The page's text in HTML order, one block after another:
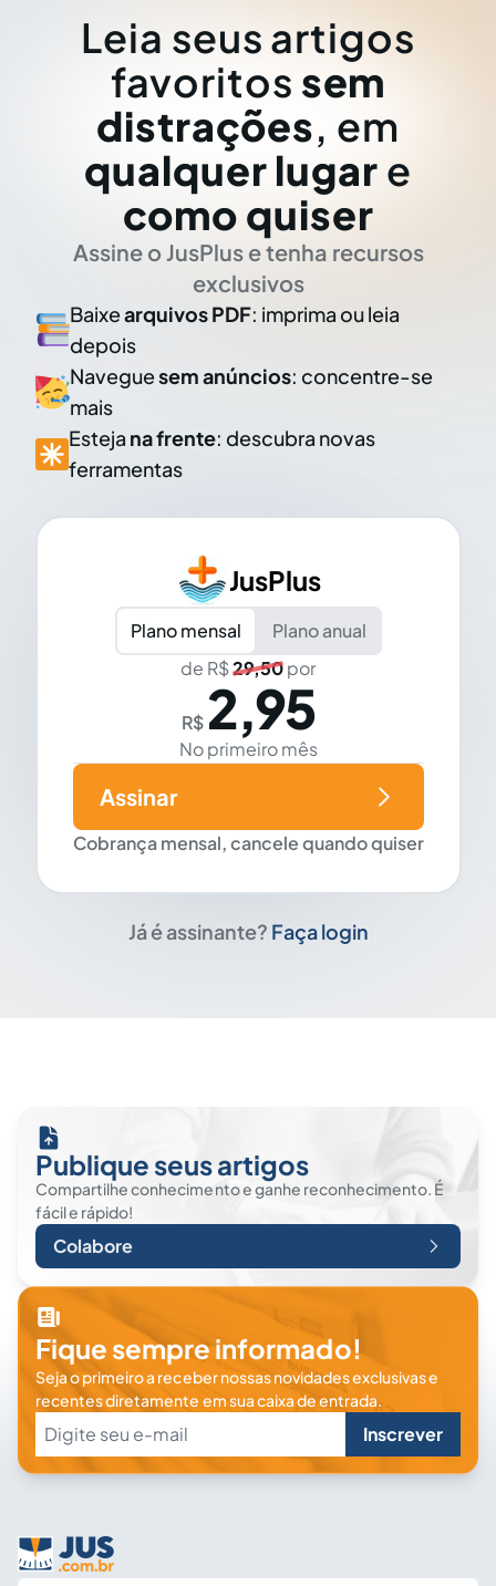
Leia seus artigos
favoritos sem
distrações, em
qualquer lugar e
como quiser
Assine o JusPlus e tenha recursos
exclusivos
Baixearquivos PDF: imprima ou leia
depois
Naveguesem anúncios: concentre-se
mais
Esteja na frente: descubra novas
ferramentas
JusPlus
Plano mensal
Plano anual
de R$29,50por
R$ 2,95
No primeiro mês
Cobrança mensal, cancele quando quiser
Assinar
Já é assinante? Faça login
Publique seus artigos
Compartilhe conhecimento e ganhe reconhecimento. É
fácil e rápido!
Colabore
Fique sempre informado!
Seja o primeiro a receber nossas novidades exclusivas e
recentes diretamente em sua caixa de entrada.
Inscrever